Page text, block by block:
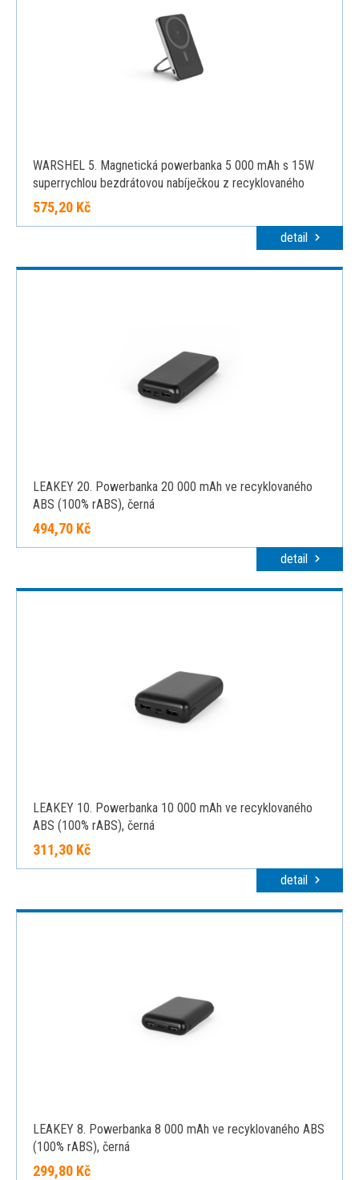
WARSHEL 5. Magnetická powerbanka 5 000 mAh s 15W
superrychlou bezdrátovou nabíječkou z recyklovaného
ABS (100% rABS) se stojánkem, tmavě šedá
575,20 Kč
detail
LEAKEY 20. Powerbanka 20 000 mAh ve recyklovaného
ABS (100% rABS), černá
494,70 Kč
detail
LEAKEY 10. Powerbanka 10 000 mAh ve recyklovaného
ABS (100% rABS), černá
311,30 Kč
detail
LEAKEY 8. Powerbanka 8 000 mAh ve recyklovaného ABS
(100% rABS), černá
299,80 Kč